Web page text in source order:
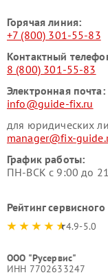
Горячая линия:
+7 (800) 301-55-83
Контактный
8 (800) 301-55-83
Электронная почта:
info@guide-fix.ru
для юридических
manager@fix-
График работы:
ПН-ВСК с 9:00 до
Рейтинг
4.9-5.0
ООО "Русервис"
ИНН 7702633247